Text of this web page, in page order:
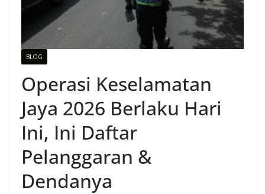
BLOG
Operasi Keselamatan
Jaya 2026 Berlaku Hari
Ini, Ini Daftar
Pelanggaran &
Dendanya